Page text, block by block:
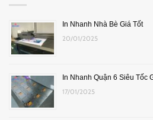
In Nhanh Nhà Bè Giá Tốt
20/01/2025
In Nhanh Quận 6 Siêu Tốc
17/01/2025